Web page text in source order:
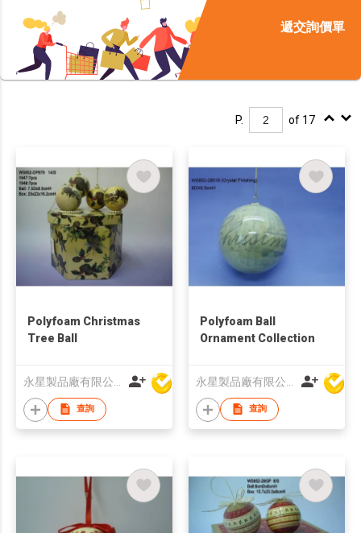
遞交詢價單
P. of 17
Polyfoam Christmas
Tree Ball
查詢
Polyfoam Ball
Ornament Collection
查詢